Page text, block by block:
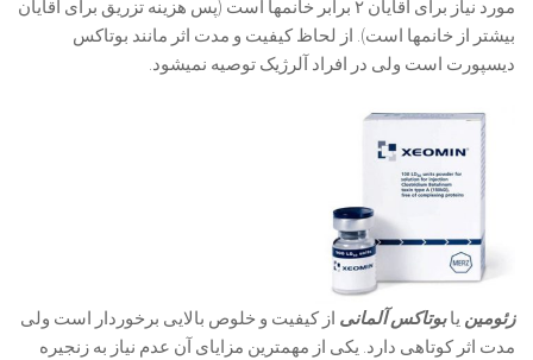
مورد نیاز برای آقایان ۲ برابر خانمها است (پس هزینه تزریق برای آقایان
بیشتر از خانمها است). از لحاظ کیفیت و مدت اثر مانند بوتاکس
دیسپورت است ولی در افراد آلرژیک توصیه نمیشود.
زئومین یابوتاکس آلمانی از کیفیت و خلوص بالایی برخوردار است ولی
مدت اثر کوتاهی دارد. یکی از مهمترین مزایای آن عدم نیاز به زنجیره